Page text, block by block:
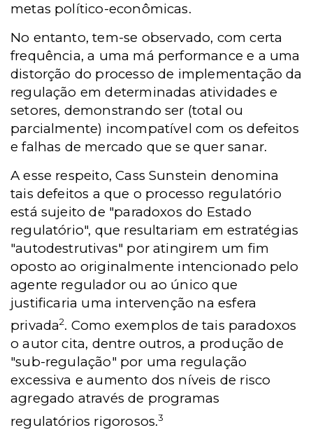
metas político-econômicas.
No entanto, tem-se observado, com certa
frequência, a uma má performance e a uma
distorção do processo de implementação da
regulação em determinadas atividades e
setores, demonstrando ser (total ou
parcialmente) incompatível com os defeitos
e falhas de mercado que se quer sanar.
A esse respeito, Cass Sunstein denomina
tais defeitos a que o processo regulatório
está sujeito de "paradoxos do Estado
regulatório", que resultariam em estratégias
"autodestrutivas" por atingirem um fim
oposto ao originalmente intencionado pelo
agente regulador ou ao único que
justificaria uma intervenção na esfera
privada2. Como exemplos de tais paradoxos
o autor cita, dentre outros, a produção de
"sub-regulação" por uma regulação
excessiva e aumento dos níveis de risco
agregado através de programas
regulatórios rigorosos.3